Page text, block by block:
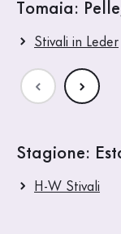
Tomaia:
Stivali in Leder
Stagione:
H-W Stivali